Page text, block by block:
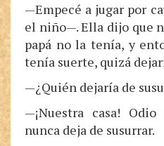
—Empecé a jugar por
el niño—. Ella dijo que
papá no la tenía, y
tenía suerte, quizá
—¿Quién dejaría de
—¡Nuestra casa!
nunca deja de susurrar.